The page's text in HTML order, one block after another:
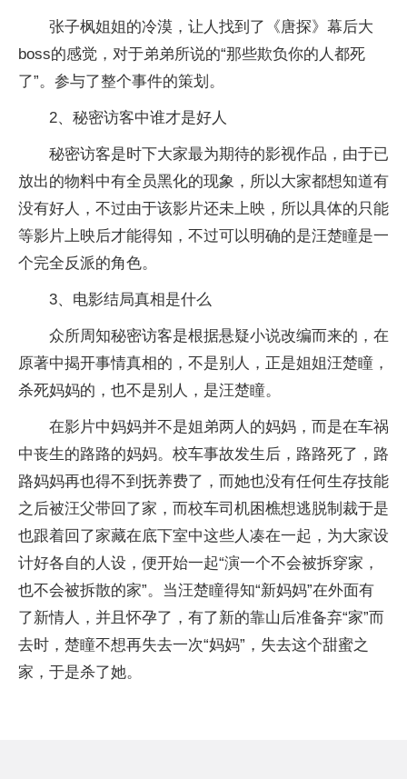
张子枫姐姐的冷漠，让人找到了《唐探》幕后大
boss的感觉，对于弟弟所说的“那些欺负你的人都死
了”。参与了整个事件的策划。
2、秘密访客中谁才是好人
秘密访客是时下大家最为期待的影视作品，由于已
放出的物料中有全员黑化的现象，所以大家都想知道有
没有好人，不过由于该影片还未上映，所以具体的只能
等影片上映后才能得知，不过可以明确的是汪楚瞳是一
个完全反派的角色。
3、电影结局真相是什么
众所周知秘密访客是根据悬疑小说改编而来的，在
原著中揭开事情真相的，不是别人，正是姐姐汪楚瞳，
杀死妈妈的，也不是别人，是汪楚瞳。
在影片中妈妈并不是姐弟两人的妈妈，而是在车祸
中丧生的路路的妈妈。校车事故发生后，路路死了，路
路妈妈再也得不到抚养费了，而她也没有任何生存技能
之后被汪父带回了家，而校车司机困樵想逃脱制裁于是
也跟着回了家藏在底下室中这些人凑在一起，为大家设
计好各自的人设，便开始一起“演一个不会被拆穿家，
也不会被拆散的家”。当汪楚瞳得知“新妈妈”在外面有
了新情人，并且怀孕了，有了新的靠山后准备弃“家”而
去时，楚瞳不想再失去一次“妈妈”，失去这个甜蜜之
家，于是杀了她。